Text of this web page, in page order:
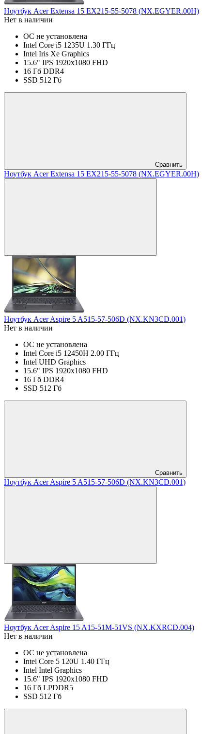
Ноутбук Acer Extensa 15 EX215-55-5078 (NX.EGYER.00H)
Нет в наличии
ОС не установлена
Intel Core i5 1235U 1.30 ГГц
Intel Iris Xe Graphics
15.6" IPS 1920x1080 FHD
16 Гб DDR4
SSD 512 Гб
Сравнить
Ноутбук Acer Extensa 15 EX215-55-5078 (NX.EGYER.00H)
Ноутбук Acer Aspire 5 A515-57-506D (NX.KN3CD.001)
Нет в наличии
ОС не установлена
Intel Core i5 12450H 2.00 ГГц
Intel UHD Graphics
15.6" IPS 1920x1080 FHD
16 Гб DDR4
SSD 512 Гб
Сравнить
Ноутбук Acer Aspire 5 A515-57-506D (NX.KN3CD.001)
Ноутбук Acer Aspire 15 A15-51M-51VS (NX.KXRCD.004)
Нет в наличии
ОС не установлена
Intel Core 5 120U 1.40 ГГц
Intel Intel Graphics
15.6" IPS 1920x1080 FHD
16 Гб LPDDR5
SSD 512 Гб